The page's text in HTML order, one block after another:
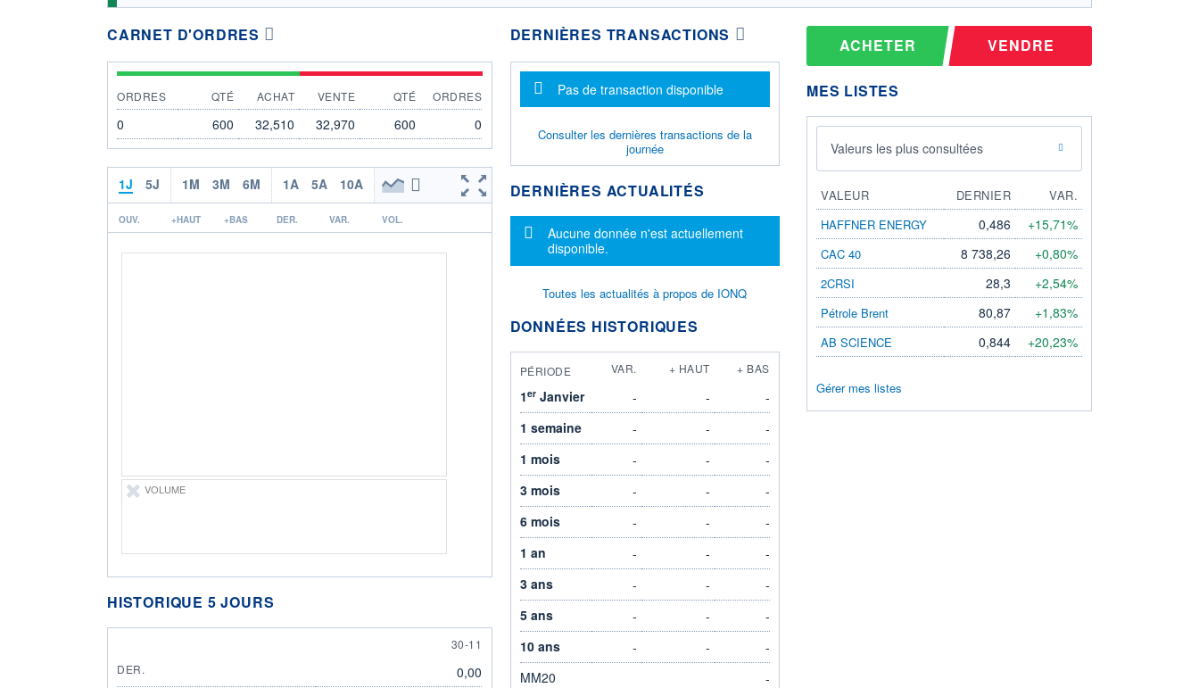
CARNET D'ORDRES
ORDRES QTÉ ACHAT VENTE QTÉ ORDRES
0 600 32,510 32,970 600 0
1J 5J 1M 3M 6M 1A 5A 10A
OUV. +HAUT +BAS DER. VAR. VOL.
VOLUME
HISTORIQUE 5 JOURS
30 NOVEMBER
30-11
DER.
0,00
DERNIÈRES TRANSACTIONS
Message d'information
Pas de transaction disponible
Consulter les dernières transactions de la
journée
DERNIÈRES ACTUALITÉS
Message d'information
Aucune donnée n'est actuellement
disponible.
Toutes les actualités à propos de IONQ
DONNÉES HISTORIQUES
PÉRIODE VAR. + HAUT + BAS
1erJanvier - -
-
1 semaine
- -
-
1 mois
- -
-
3 mois
- -
-
6 mois
- -
-
1 an
- -
-
3 ans
- -
-
5 ans
- -
-
10 ans
- -
-
MM20
-
ACHETER VENDRE
MES LISTES
Valeurs les plus consultées
VALEUR DERNIER
VAR.
HAFFNER ENERGY
0,486 +15,71%
CAC 40 8 738,26 +0,80%
2CRSI 28,3 +2,54%
Pétrole Brent 80,87 +1,83%
AB SCIENCE 0,844 +20,23%
Gérer mes listes